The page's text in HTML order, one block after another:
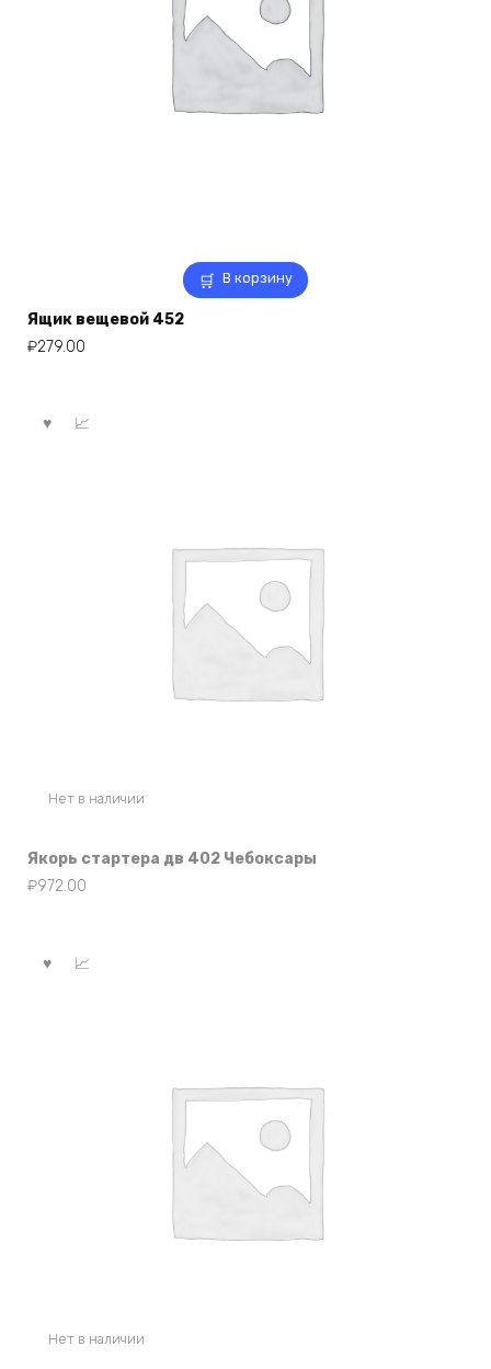
В корзину
Ящик вещевой 452
₽279.00
Нет в наличии
Якорь стартера дв 402 Чебоксары
₽972.00
Нет в наличии